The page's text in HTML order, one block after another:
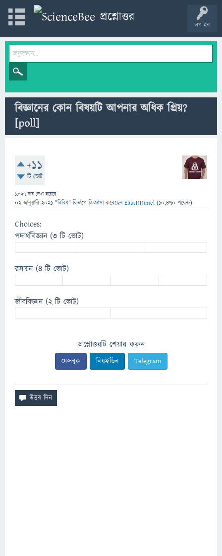
লগ ইন
বিজ্ঞানের কোন বিষয়টি আপনার অধিক প্রিয়?
[poll]
+11
টি ভোট
1,027 বার দেখা হয়েছে
02 জানুয়ারি 2021 "বিবিধ" বিভাগে জিজ্ঞাসাকরেছেনEliusHHimel (10,470 পয়েন্ট)
Choices:
পদার্থবিজ্ঞান(3 টি ভোট)
রসায়ন(4 টি ভোট)
জীববিজ্ঞান(2 টি ভোট)
প্রশ্নোত্তরটি শেয়ার করুন
ফেসবুক লিঙ্কইডিন Telegram